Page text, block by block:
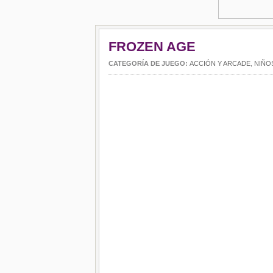
FROZEN AGE
CATEGORÍA DE JUEGO: ACCIÓN Y ARCADE